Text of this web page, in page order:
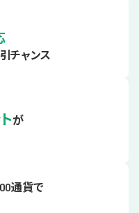
チャンス
が
通貨で